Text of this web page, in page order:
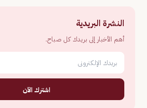
النشرة البريدية
أهم الأخبار إلى بريدك كل صباح.
اشترك الآن